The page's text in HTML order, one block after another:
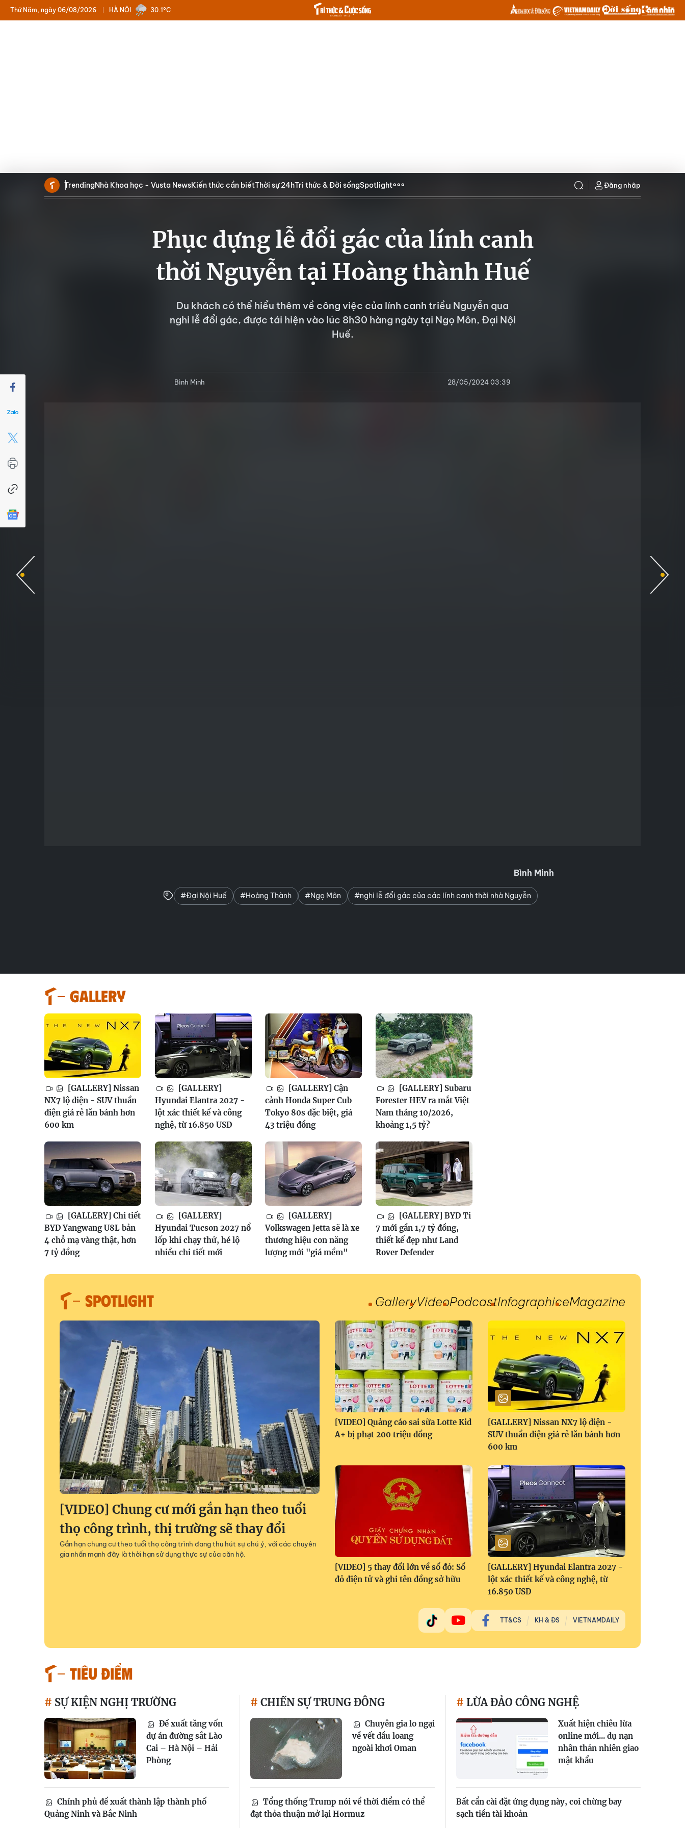
HÀ NỘI
Thứ Năm, ngày 06/08/2026 30.1°C
TrendingNhà Khoa học - Vusta NewsKiến thức cần biếtThời sự 24hTri thức & Đời sốngSpotlight Đăng nhập
Phục dựng lễ đổi gác của lính canh
thời Nguyễn tại Hoàng thành Huế
Du khách có thể hiểu thêm về công việc của lính canh triều Nguyễn qua
nghi lễ đổi gác, được tái hiện vào lúc 8h30 hàng ngày tại Ngọ Môn, Đại Nội
Huế.
Bình Minh 28/05/2024 03:39
Bình Minh
#Đại Nội Huế #Hoàng Thành #Ngọ Môn #nghi lễ đổi gác của các lính canh thời nhà Nguyễn
GALLERY
[GALLERY] Nissan
NX7 lộ diện - SUV thuần
điện giá rẻ lăn bánh hơn
600 km
[GALLERY]
Hyundai Elantra 2027 -
lột xác thiết kế và công
nghệ, từ 16.850 USD
[GALLERY] Cận
cảnh Honda Super Cub
Tokyo 80s đặc biệt, giá
43 triệu đồng
[GALLERY] Subaru
Forester HEV ra mắt Việt
Nam tháng 10/2026,
khoảng 1,5 tỷ?
[GALLERY] Chi tiết
BYD Yangwang U8L bản
4 chỗ mạ vàng thật, hơn
7 tỷ đồng
[GALLERY]
Hyundai Tucson 2027 nổ
lốp khi chạy thử, hé lộ
nhiều chi tiết mới
[GALLERY]
Volkswagen Jetta sẽ là xe
thương hiệu con năng
lượng mới "giá mềm"
[GALLERY] BYD Ti
7 mới gần 1,7 tỷ đồng,
thiết kế đẹp như Land
Rover Defender
SPOTLIGHT GalleryVideoPodcastInfographiceMagazine
[VIDEO] Chung cư mới gắn hạn theo tuổi
thọ công trình, thị trường sẽ thay đổi
Gắn hạn chung cư theo tuổi thọ công trình đang thu hút sự chú ý, với các chuyên
gia nhấn mạnh đây là thời hạn sử dụng thực sự của căn hộ.
[VIDEO] Quảng cáo sai sữa Lotte Kid
A+ bị phạt 200 triệu đồng
[GALLERY] Nissan NX7 lộ diện -
SUV thuần điện giá rẻ lăn bánh hơn
600 km
[VIDEO] 5 thay đổi lớn về sổ đỏ: Sổ
đỏ điện tử và ghi tên đồng sở hữu
[GALLERY] Hyundai Elantra 2027 -
lột xác thiết kế và công nghệ, từ
16.850 USD
TT&CS KH & ĐS VIETNAMDAILY
TIÊU ĐIỂM
SỰ KIỆN NGHỊ TRƯỜNG
Đề xuất tăng vốn
dự án đường sắt Lào
Cai – Hà Nội – Hải
Phòng
Chính phủ đề xuất thành lập thành phố
Quảng Ninh và Bắc Ninh
CHIẾN SỰ TRUNG ĐÔNG
Chuyên gia lo ngại
về vết dầu loang
ngoài khơi Oman
Tổng thống Trump nói về thời điểm có thể
đạt thỏa thuận mở lại Hormuz
LỪA ĐẢO CÔNG NGHỆ
Xuất hiện chiêu lừa
online mới... dụ nạn
nhân thản nhiên giao
mật khẩu
Bất cẩn cài đặt ứng dụng này, coi chừng bay
sạch tiền tài khoản